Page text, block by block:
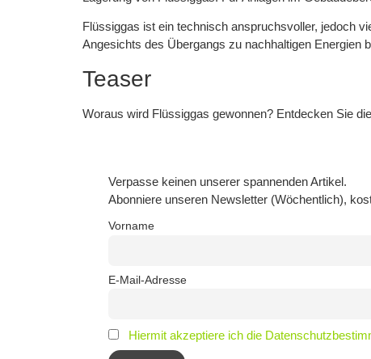
Flüssiggas ist ein technisch anspruchsvoller, jedoch
Angesichts des Übergangs zu nachhaltigen Energien
Teaser
Woraus wird Flüssiggas gewonnen? Entdecken Sie
Verpasse keinen unserer spannenden Artikel.
Abonniere unseren Newsletter (Wöchentlich),
Vorname
E-Mail-Adresse
Hiermit akzeptiere ich die